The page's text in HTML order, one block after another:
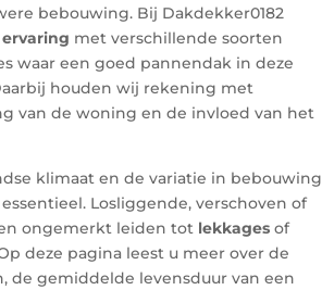
bebouwing. Bij Dakdekker0182
met verschillende soorten
waar een goed pannendak in deze
houden wij rekening met
van de woning en de invloed van het
klimaat en de variatie in bebouwing
Losliggende, verschoven of
ongemerkt leiden tot lekkages of
deze pagina leest u meer over de
de gemiddelde levensduur van een